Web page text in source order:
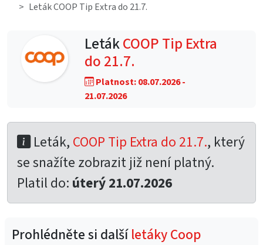
Leták COOP Tip Extra do 21.7.
LetákCOOP Tip Extra
do 21.7.
Platnost: 08.07.2026 -
21.07.2026
Leták, COOP Tip Extra do 21.7., který
se snažíte zobrazit již není platný.
Platil do: úterý 21.07.2026
Prohlédněte si dalšíletáky Coop